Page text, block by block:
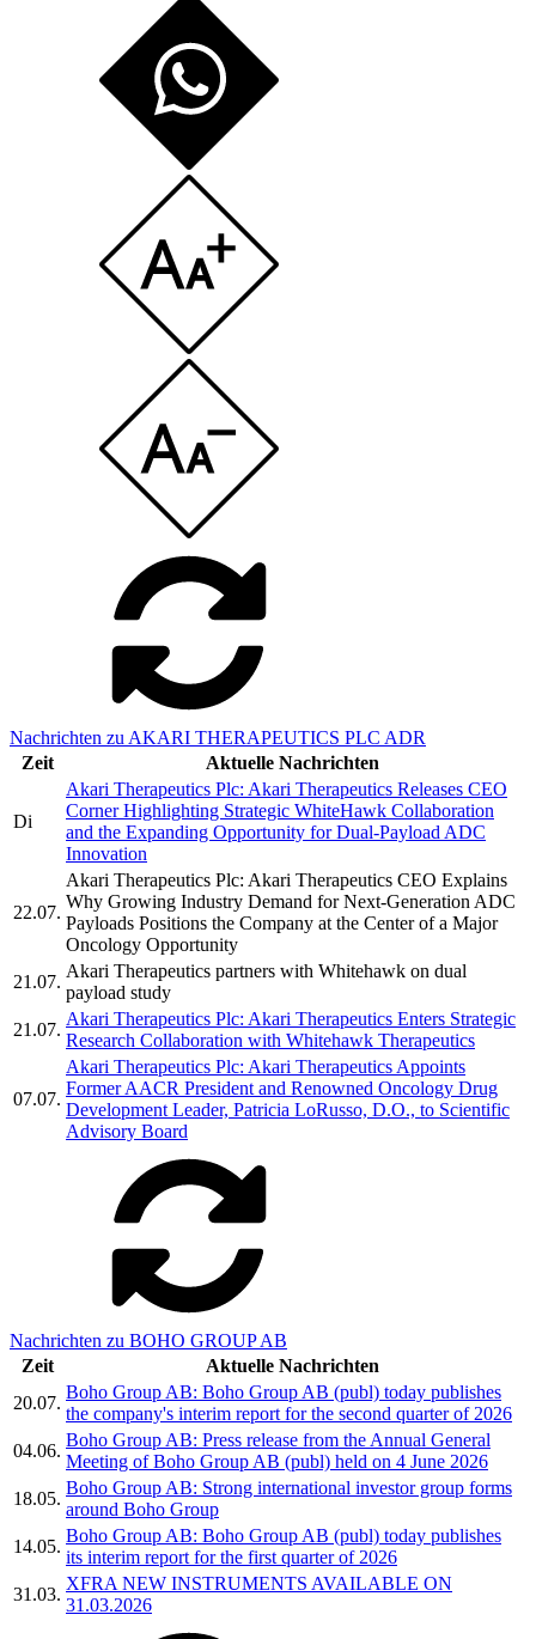
Nachrichten zu AKARI THERAPEUTICS PLC ADR
Zeit
Aktuelle Nachrichten
Di
Akari Therapeutics Plc: Akari Therapeutics Releases CEO
Corner Highlighting Strategic WhiteHawk Collaboration
and the Expanding Opportunity for Dual-Payload ADC
Innovation
22.07.
Akari Therapeutics Plc: Akari Therapeutics CEO Explains
Why Growing Industry Demand for Next-Generation ADC
Payloads Positions the Company at the Center of a Major
Oncology Opportunity
21.07.
Akari Therapeutics partners with Whitehawk on dual
payload study
21.07.
Akari Therapeutics Plc: Akari Therapeutics Enters Strategic
Research Collaboration with Whitehawk Therapeutics
07.07.
Akari Therapeutics Plc: Akari Therapeutics Appoints
Former AACR President and Renowned Oncology Drug
Development Leader, Patricia LoRusso, D.O., to Scientific
Advisory Board
Nachrichten zu BOHO GROUP AB
Zeit
Aktuelle Nachrichten
20.07.
Boho Group AB: Boho Group AB (publ) today publishes
the company's interim report for the second quarter of 2026
04.06.
Boho Group AB: Press release from the Annual General
Meeting of Boho Group AB (publ) held on 4 June 2026
18.05.
Boho Group AB: Strong international investor group forms
around Boho Group
14.05.
Boho Group AB: Boho Group AB (publ) today publishes
its interim report for the first quarter of 2026
31.03.
XFRA NEW INSTRUMENTS AVAILABLE ON
31.03.2026